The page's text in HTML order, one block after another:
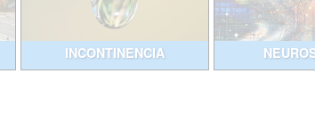
INCONTINENCIA